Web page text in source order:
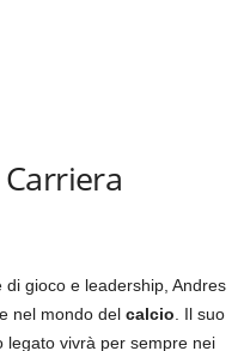
gioco e leadership, Andres
nel mondo del calcio . Il suo
legato vivrà per sempre nei